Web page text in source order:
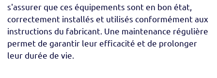
s'assurer que ces équipements sont en bon état,
correctement installés et utilisés conformément aux
instructions du fabricant. Une maintenance régulière
permet de garantir leur efficacité et de prolonger
leur durée de vie.